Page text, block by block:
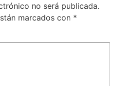
no será publicada.
marcados con *